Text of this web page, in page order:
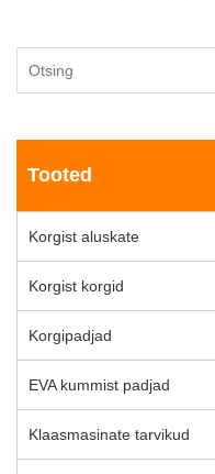
Tooted
Korgist aluskate
Korgist korgid
Korgipadjad
EVA kummist padjad
Klaasmasinate tarvikud